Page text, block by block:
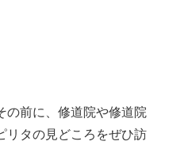
の前に、修道院や修道院
リタの見どころをぜひ訪